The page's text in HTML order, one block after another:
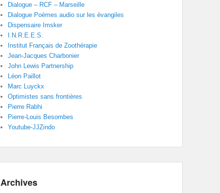
Dialogue – RCF – Marseille
Dialogue Poèmes audio sur les évangiles
Dispensaire Imsker
I.N.R.E.E.S.
Institut Français de Zoothérapie
Jean-Jacques Charbonier
John Lewis Partnership
Léon Paillot
Marc Luyckx
Optimistes sans frontières
Pierre Rabhi
Pierre-Louis Besombes
Youtube-JJZindo
Archives